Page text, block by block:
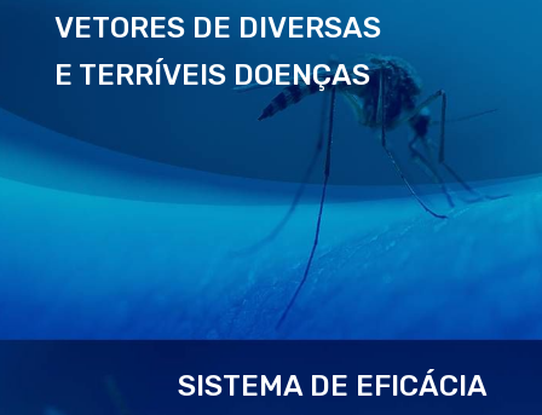
VETORES DE DIVERSAS
E TERRÍVEIS DOENÇAS
SISTEMA DE EFICÁCIA